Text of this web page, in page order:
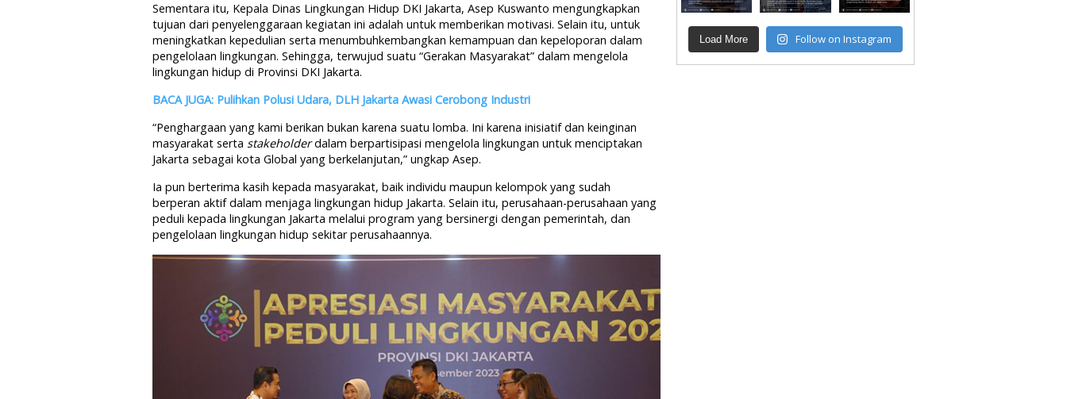
Sementara itu, Kepala Dinas Lingkungan Hidup DKI Jakarta, Asep Kuswanto mengungkapkan
tujuan dari penyelenggaraan kegiatan ini adalah untuk memberikan motivasi. Selain itu, untuk
meningkatkan kepedulian serta menumbuhkembangkan kemampuan dan kepeloporan dalam
pengelolaan lingkungan. Sehingga, terwujud suatu “Gerakan Masyarakat” dalam mengelola
lingkungan hidup di Provinsi DKI Jakarta.
BACA JUGA: Pulihkan Polusi Udara, DLH Jakarta Awasi Cerobong Industri
“Penghargaan yang kami berikan bukan karena suatu lomba. Ini karena inisiatif dan keinginan
masyarakat serta stakeholderdalam berpartisipasi mengelola lingkungan untuk menciptakan
Jakarta sebagai kota Global yang berkelanjutan,” ungkap Asep.
Ia pun berterima kasih kepada masyarakat, baik individu maupun kelompok yang sudah
berperan aktif dalam menjaga lingkungan hidup Jakarta. Selain itu, perusahaan-perusahaan yang
peduli kepada lingkungan Jakarta melalui program yang bersinergi dengan pemerintah, dan
pengelolaan lingkungan hidup sekitar perusahaannya.
Load More Follow on Instagram